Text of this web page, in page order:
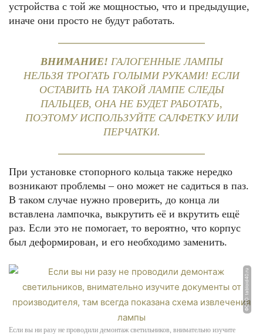
устройства с той же мощностью, что и предыдущие,
иначе они просто не будут работать.
ВНИМАНИЕ! ГАЛОГЕННЫЕ ЛАМПЫ
НЕЛЬЗЯ ТРОГАТЬ ГОЛЫМИ РУКАМИ! ЕСЛИ
ОСТАВИТЬ НА ТАКОЙ ЛАМПЕ СЛЕДЫ
ПАЛЬЦЕВ, ОНА НЕ БУДЕТ РАБОТАТЬ,
ПОЭТОМУ ИСПОЛЬЗУЙТЕ САЛФЕТКУ ИЛИ
ПЕРЧАТКИ.
При установке стопорного кольца также нередко
возникают проблемы – оно может не садиться в паз.
В таком случае нужно проверить, до конца ли
вставлена лампочка, выкрутить её и вкрутить ещё
раз. Если это не помогает, то вероятно, что корпус
был деформирован, и его необходимо заменить.
ФОТО: tabloid40.ru
Если вы ни разу не проводили демонтаж светильников, внимательно изучите